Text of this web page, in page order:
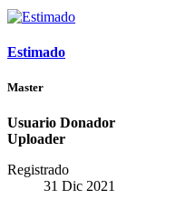
Estimado
Master
Usuario Donador
Uploader
Registrado
31 Dic 2021